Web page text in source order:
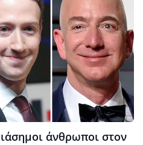
άνθρωποι στον